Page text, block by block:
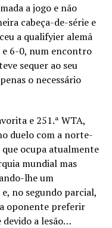
a jogo e não
cabeça-de-série e
a qualifyier alemã
6-0, num encontro
sequer ao seu
o necessário
e 251.ª WTA,
duelo com a norte-
ocupa atualmente
mundial mas
lhe um
no segundo parcial,
oponente preferir
a lesão…